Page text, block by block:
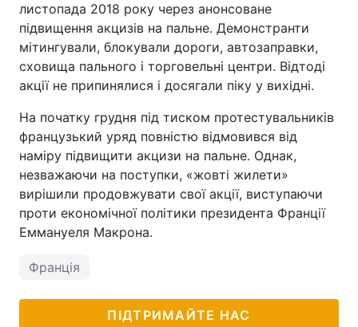
листопада 2018 року через анонсоване
підвищення акцизів на пальне. Демонстранти
мітингували, блокували дороги, автозаправки,
сховища пального і торговельні центри. Відтоді
акції не припинялися і досягали піку у вихідні.
На початку грудня під тиском протестувальників
французький уряд повністю відмовився від
наміру підвищити акцизи на пальне. Однак,
незважаючи на поступки, «жовті жилети»
вирішили продовжувати свої акції, виступаючи
проти економічної політики президента Франції
Еммануеля Макрона.
Франція
ПІДТРИМАЙТЕ НАС